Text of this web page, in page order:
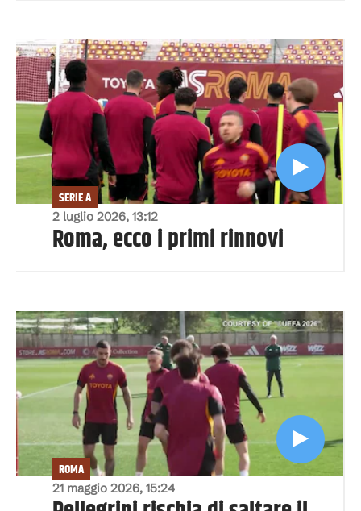
2 luglio 2026, 13:12
SERIE A
Roma, ecco i primi rinnovi
21 maggio 2026, 15:24
ROMA